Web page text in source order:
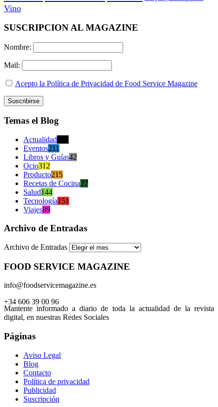
Vino
SUSCRIPCION AL MAGAZINE
Nombre:
Mail:
Acepto la Política de Privacidad de Food Service Magazine
Temas el Blog
Actualidad
Eventos211
Libros y Guías42
Ocio312
Producto215
Recetas de Cocina27
Salud144
Tecnología151
Viajes89
Archivo de Entradas
Archivo de Entradas
FOOD SERVICE MAGAZINE
info@foodservicemagazine.es
+34 606 39 00 96
Mantente informado a diario de toda la actualidad de la revista
digital, en nuestras Redes Sociales
Páginas
Aviso Legal
Blog
Contacto
Política de privacidad
Publicidad
Suscripción